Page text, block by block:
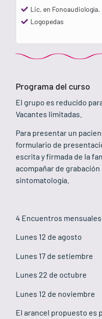
Lic. en Fonoaudiología.
Logopedas
Programa del curso
El grupo es reducido
Vacantes limitadas.
Para presentar un
formulario de
escrita y firmada de la
acompañar de
sintomatología.
4 Encuentros mensuales:
Lunes 12 de agosto
Lunes 17 de setiembre
Lunes 22 de octubre
Lunes 12 de noviembre
El arancel propuesto es